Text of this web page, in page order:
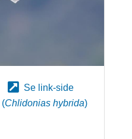
Se link-side
(Chlidonias hybrida)